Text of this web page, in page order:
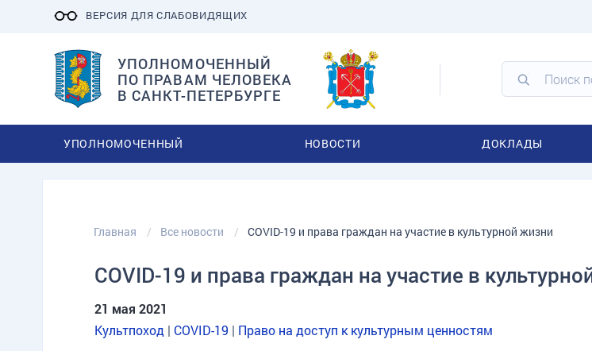
ВЕРСИЯ ДЛЯ СЛАБОВИДЯЩИХ
УПОЛНОМОЧЕННЫЙ
ПО ПРАВАМ ЧЕЛОВЕКА
В САНКТ-ПЕТЕРБУРГЕ
УПОЛНОМОЧЕННЫЙ НОВОСТИ ДОКЛАДЫ
Главная Все новости COVID-19 и права граждан на участие в культурной жизни
COVID-19 и права граждан на участие в
21 мая 2021
Культпоход | COVID-19 | Право на доступ к культурным ценностям